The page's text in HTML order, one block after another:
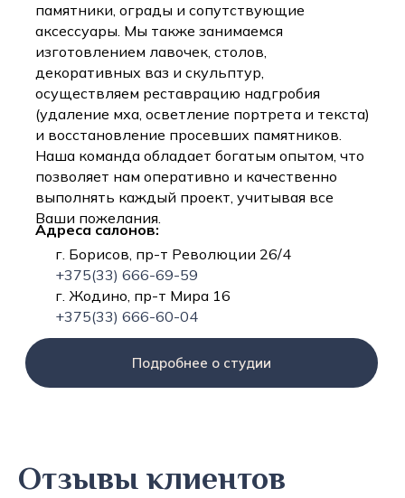
памятники, ограды и сопутствующие
аксессуары. Мы также занимаемся
изготовлением лавочек, столов,
декоративных ваз и скульптур,
осуществляем реставрацию надгробия
(удаление мха, осветление портрета и текста)
и восстановление просевших памятников.
Наша команда обладает богатым опытом, что
позволяет нам оперативно и качественно
выполнять каждый проект, учитывая все
Ваши пожелания.
Адреса салонов:
г. Борисов, пр-т Революции 26/4
+375(33) 666-69-59
г. Жодино, пр-т Мира 16
+375(33) 666-60-04
Подробнее о студии
Отзывы клиентов